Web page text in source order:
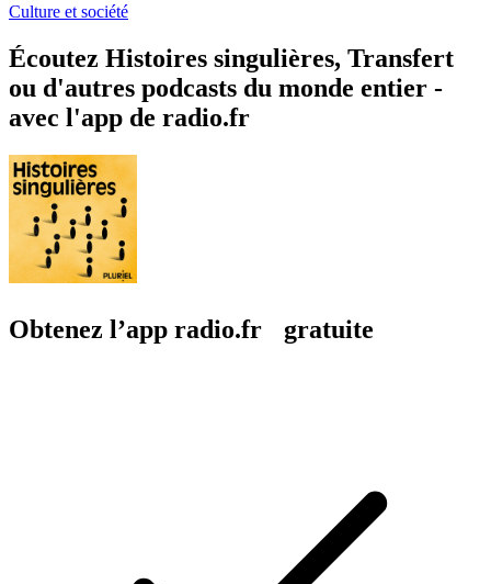
Culture et société
Écoutez Histoires singulières, Transfert
ou d'autres podcasts du monde entier -
avec l'app de radio.fr
Obtenez l’app radio.fr gratuite